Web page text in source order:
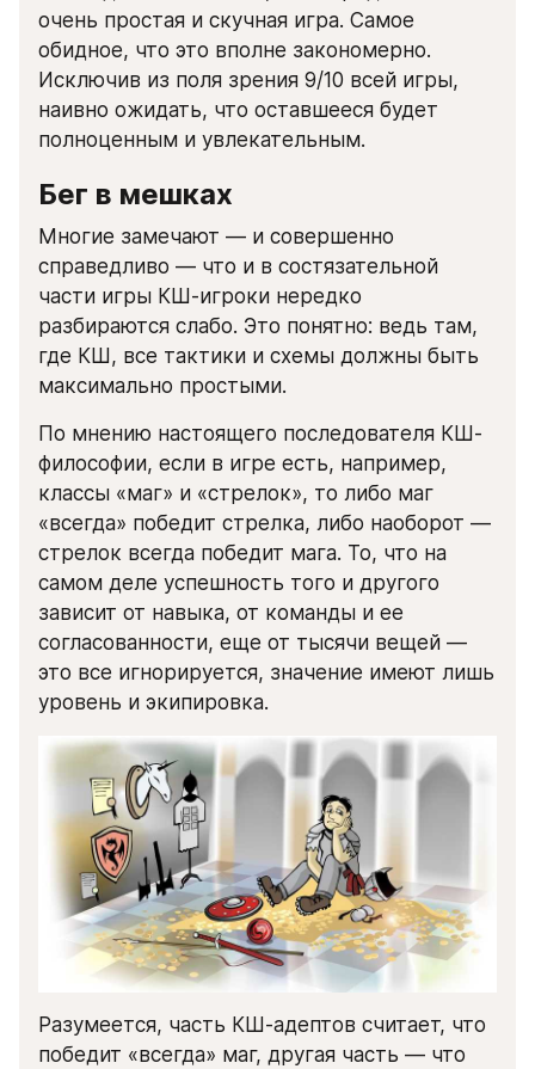
очень простая и скучная игра. Самое
обидное, что это вполне закономерно.
Исключив из поля зрения 9/10 всей игры,
наивно ожидать, что оставшееся будет
полноценным и увлекательным.
Бег в мешках
Многие замечают — и совершенно
справедливо — что и в состязательной
части игры КШ-игроки нередко
разбираются слабо. Это понятно: ведь там,
где КШ, все тактики и схемы должны быть
максимально простыми.
По мнению настоящего последователя КШ-
философии, если в игре есть, например,
классы «маг» и «стрелок», то либо маг
«всегда» победит стрелка, либо наоборот —
стрелок всегда победит мага. То, что на
самом деле успешность того и другого
зависит от навыка, от команды и ее
согласованности, еще от тысячи вещей —
это все игнорируется, значение имеют лишь
уровень и экипировка.
Разумеется, часть КШ-адептов считает, что
победит «всегда» маг, другая часть — что